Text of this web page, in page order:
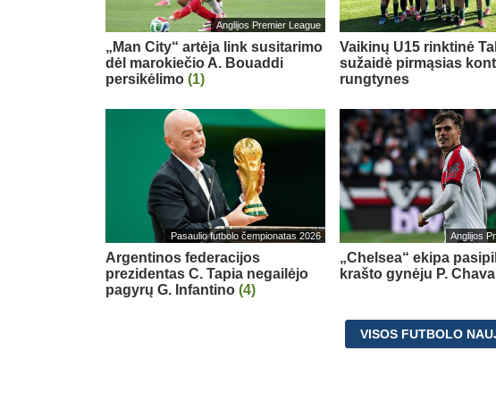
Anglijos Premier League
„Man City“ artėja link susitarimo
dėl marokiečio A. Bouaddi
persikėlimo (1)
Vaikinų U15 rinktinė
sužaidė pirmąsias
rungtynes
Pasaulio futbolo čempionatas 2026
Argentinos federacijos
prezidentas C. Tapia negailėjo
pagyrų G. Infantino (4)
Anglijos
„Chelsea“ ekipa
krašto gynėju P.
VISOS FUTBOLO